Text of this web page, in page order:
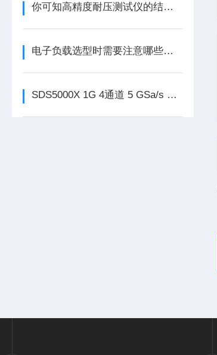
你可知高精度耐压测试仪的结构组成是什么吗
电子负载选型时需要注意哪些方面
SDS5000X 1G 4通道 5 GSa/s 超级荧光示波器简介